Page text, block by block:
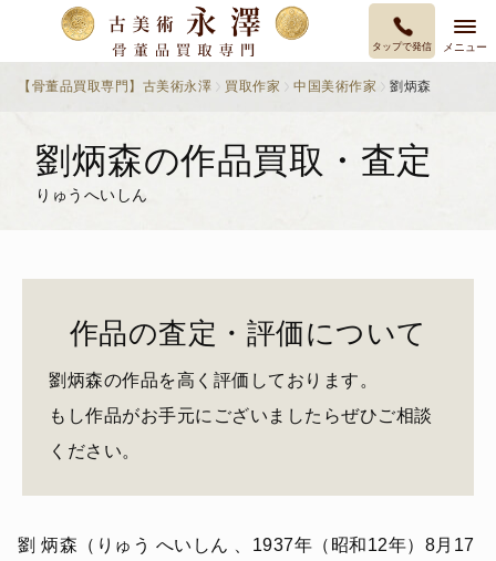
タップで発信 メニュー
【骨董品買取専門】古美術永澤 買取作家 中国美術作家 劉炳森
劉炳森の作品買取・査定
りゅうへいしん
作品の査定・評価について
劉炳森の作品を高く評価しております。
もし作品がお手元にございましたらぜひご相談
ください。
劉 炳森（りゅう へいしん 、1937年（昭和12年）8月17